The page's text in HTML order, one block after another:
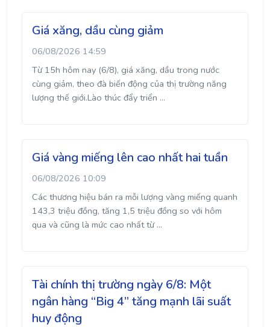
Giá xăng, dầu cùng giảm
06/08/2026 14:59
Từ 15h hôm nay (6/8), giá xăng, dầu trong nước
cùng giảm, theo đà biến động của thị trường năng
lượng thế giới.Lào thúc đẩy triển ...
Giá vàng miếng lên cao nhất hai tuần
06/08/2026 10:09
Các thương hiệu bán ra mỗi lượng vàng miếng quanh
143,3 triệu đồng, tăng 1,5 triệu đồng so với hôm
qua và cũng là mức cao nhất từ ...
Tài chính thị trường ngày 6/8: Một
ngân hàng “Big 4” tăng mạnh lãi suất
huy động